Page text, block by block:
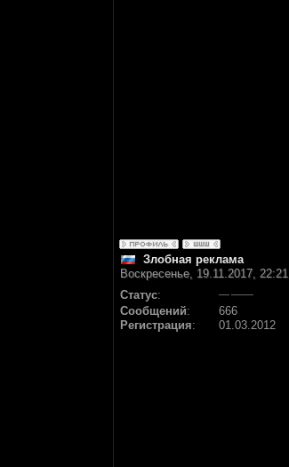
Злобная реклама
Воскресенье, 19.11.2017, 22:21
Статус:
Сообщений:
666
Регистрация: 01.03.2012